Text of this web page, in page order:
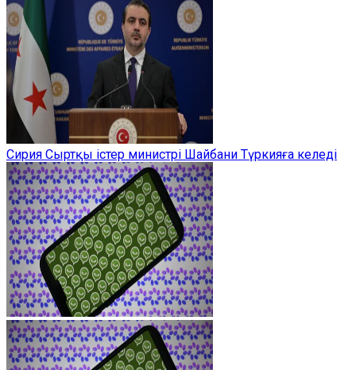
Сирия Сыртқы істер министрі Шайбани Түркияға келеді